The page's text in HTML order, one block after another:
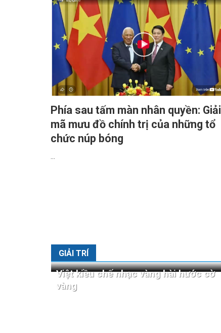
Phía sau tấm màn nhân quyền: Giải
mã mưu đồ chính trị của những tổ
chức núp bóng
...
GIẢI TRÍ
Việt kiều chế nhạc vàng hài hước cờ
vàng